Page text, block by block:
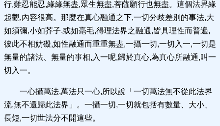
行,難忍能忍,緣緣無盡,眾生無盡,菩薩願行也無盡。這個法界緣
起觀,內容很高。那麼在真心融通之下,一切分歧差別的事法,大
如須彌,小如芥子,或如毫毛,得理法界之融通,皆具理性而普遍,
彼此不相妨礙,如性融通而重重無盡,一攝一切,一切入一,一切是
無量的諸法、無量的事相,入一呢,歸於真心,為真心所融通,叫一
切入一。
一心攝萬法,萬法只一心,所以說「一切萬法無不從此法界
流,無不還歸此法界」。一攝一切,一切就包括有數量、大小、
長短,一切世法分不開這些。